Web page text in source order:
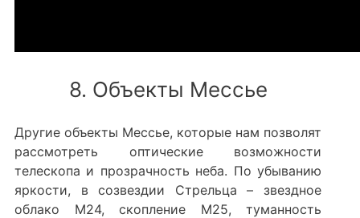
8. Объекты Мессье
Другие объекты Мессье, которые нам позволят
рассмотреть оптические возможности
телескопа и прозрачность неба. По убыванию
яркости, в созвездии Стрельца – звездное
облако M24, скопление M25, туманность